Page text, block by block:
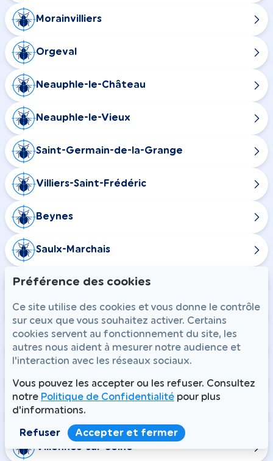
Morainvilliers
Orgeval
Neauphle-le-Château
Neauphle-le-Vieux
Saint-Germain-de-la-Grange
Villiers-Saint-Frédéric
Beynes
Saulx-Marchais
Ablis
Boinville-le-Gaillard
Prunay-en-Yvelines
Saint-Martin-de-Bréthencourt
Médan
Villennes-sur-Seine
Préférence des cookies
Ce site utilise des cookies et vous donne le contrôle
sur ceux que vous souhaitez activer. Certains
cookies servent au fonctionnement du site, les
autres nous aident à mesurer notre audience et
l'interaction avec les réseaux sociaux.
Vous pouvez les accepter ou les refuser. Consultez
notre Politique de Confidentialité pour plus
d'informations.
Refuser Accepter et fermer